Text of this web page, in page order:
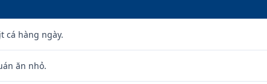
cá hàng ngày.
ăn nhỏ.